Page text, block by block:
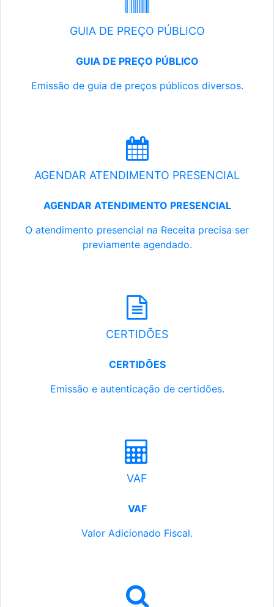
GUIA DE PREÇO PÚBLICO
GUIA DE PREÇO PÚBLICO
Emissão de guia de preços públicos diversos.
AGENDAR ATENDIMENTO PRESENCIAL
AGENDAR ATENDIMENTO PRESENCIAL
O atendimento presencial na Receita precisa ser
previamente agendado.
CERTIDÕES
CERTIDÕES
Emissão e autenticação de certidões.
VAF
VAF
Valor Adicionado Fiscal.